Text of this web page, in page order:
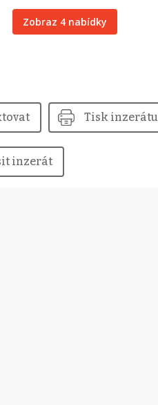
Zobraz 4 nabídky
Tisk inzerátu
inzerát